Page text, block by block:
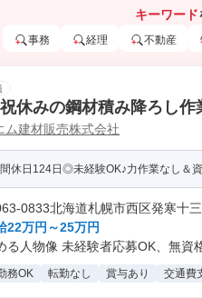
キーワード
事務 経理 不動産
休みの鋼材積み降ろし作
ム建材販売株式会社
休日124日◎未経験OK♪力作業なし＆
0833北海道札幌市西区発寒十
22万円～25万円
る人物像 未経験者応募OK、無資
務OK 転勤なし 賞与あり 交通費